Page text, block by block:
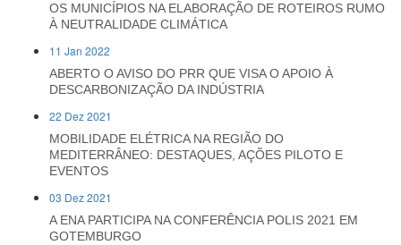
OS MUNICÍPIOS NA ELABORAÇÃO DE ROTEIROS RUMO
À NEUTRALIDADE CLIMÁTICA
11 Jan 2022
ABERTO O AVISO DO PRR QUE VISA O APOIO À
DESCARBONIZAÇÃO DA INDÚSTRIA
22 Dez 2021
MOBILIDADE ELÉTRICA NA REGIÃO DO
MEDITERRÂNEO: DESTAQUES, AÇÕES PILOTO E
EVENTOS
03 Dez 2021
A ENA PARTICIPA NA CONFERÊNCIA POLIS 2021 EM
GOTEMBURGO